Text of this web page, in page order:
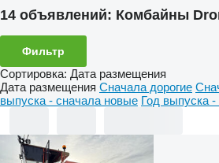
14 объявлений: Комбайны
Фильтр
Сортировка: Дата размещения
Дата размещения Сначала дорогие
выпуска - сначала новые Год выпуска